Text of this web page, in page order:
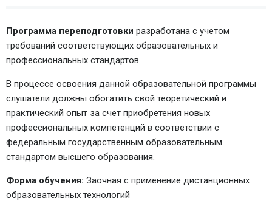
Программа переподготовки разработана с учетом
требований соответствующих образовательных и
профессиональных стандартов.
В процессе освоения данной образовательной программы
слушатели должны обогатить свой теоретический и
практический опыт за счет приобретения новых
профессиональных компетенций в соответствии с
федеральным государственным образовательным
стандартом высшего образования.
Форма обучения: Заочная с применение дистанционных
образовательных технологий